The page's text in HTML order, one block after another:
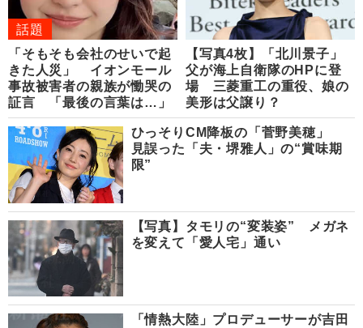
話題
「そもそも会社のせいで起
きた人災」 イオンモール
事故被害者の親族が慟哭の
証言 「最後の言葉は…」
【写真4枚】「北川景子」
父が海上自衛隊のHPに登
場 三菱重工の重役、娘の
美形は父譲り？
ひっそりCM降板の「菅野美穂」
見誤った「夫・堺雅人」の“賞味期
限”
【写真】タモリの“変装姿” メガネ
を変えて「愛人宅」通い
「情熱大陸」プロデューサーが吉田